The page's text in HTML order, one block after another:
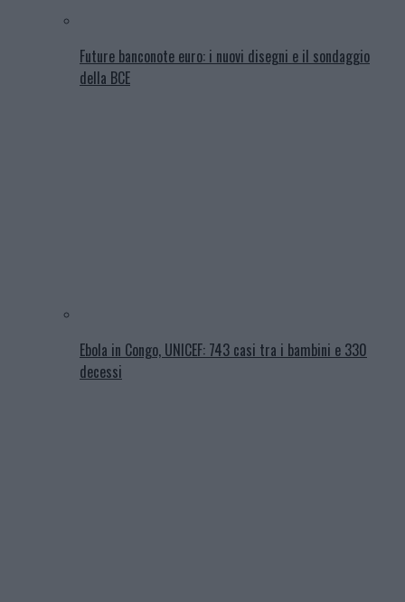
Future banconote euro: i nuovi disegni e il sondaggio
della BCE
Ebola in Congo, UNICEF: 743 casi tra i bambini e 330
decessi